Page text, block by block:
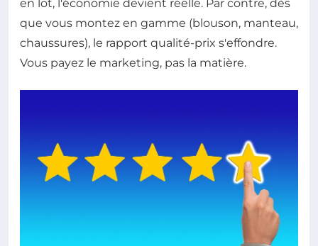
en lot, l'économie devient réelle. Par contre, dès
que vous montez en gamme (blouson, manteau,
chaussures), le rapport qualité-prix s'effondre.
Vous payez le marketing, pas la matière.